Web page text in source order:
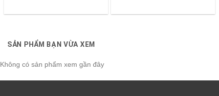
SẢN PHẨM BẠN VỪA XEM
Không có sản phẩm xem gần đây